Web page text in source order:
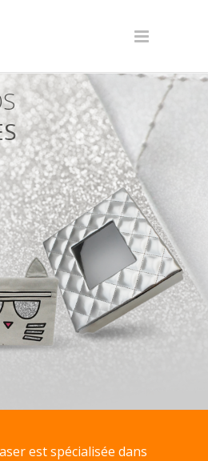
est spécialisée dans